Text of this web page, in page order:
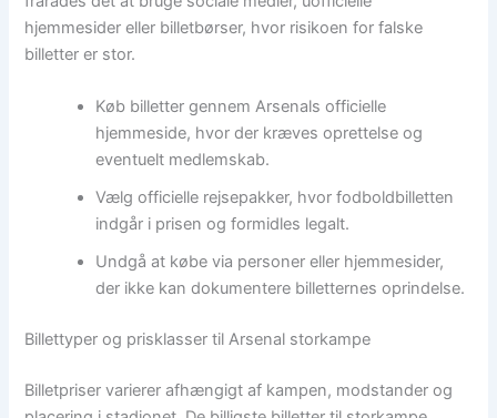
hjemmesider eller billetbørser, hvor risikoen for falske
billetter er stor.
Køb billetter gennem Arsenals officielle
hjemmeside, hvor der kræves oprettelse og
eventuelt medlemskab.
Vælg officielle rejsepakker, hvor fodboldbilletten
indgår i prisen og formidles legalt.
Undgå at købe via personer eller hjemmesider,
der ikke kan dokumentere billetternes oprindelse.
Billettyper og prisklasser til Arsenal storkampe
Billetpriser varierer afhængigt af kampen, modstander og